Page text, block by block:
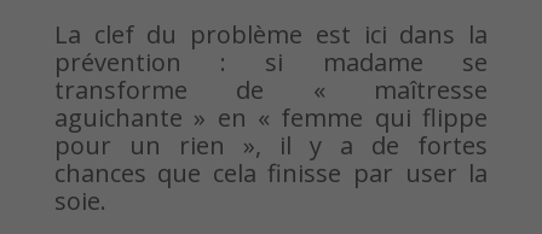
La clef du problème est ici dans la
prévention : si madame se
transforme de « maîtresse
aguichante » en « femme qui flippe
pour un rien », il y a de fortes
chances que cela finisse par user la
soie.